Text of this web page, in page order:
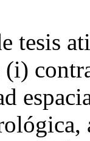
tesis
(i)